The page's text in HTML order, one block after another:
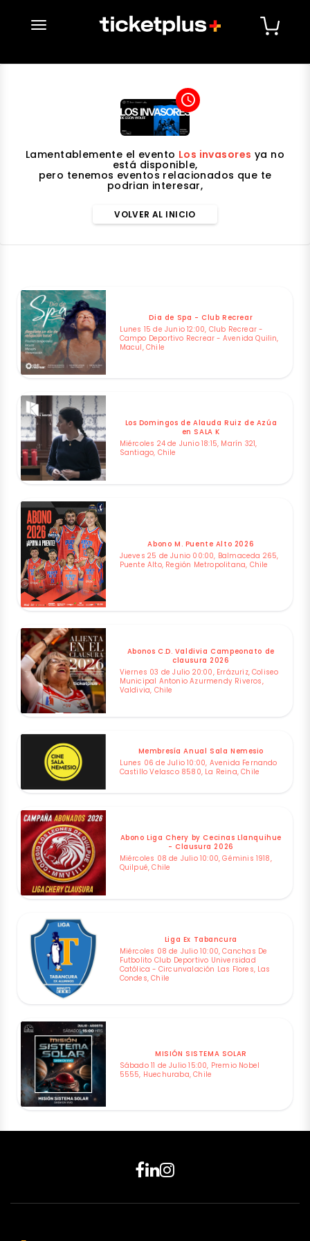
desplegar navegación
access_time
Lamentablemente el evento Los invasores ya no
está disponible,
pero tenemos eventos relacionados que te
podrian interesar,
VOLVER AL INICIO
Dia de Spa - Club Recrear
Lunes 15 de Junio 12:00, Club Recrear -
Campo Deportivo Recrear - Avenida Quilin,
Macul, Chile
Los Domingos de Alauda Ruiz de Azúa
en SALA K
Miércoles 24 de Junio 18:15, Marín 321,
Santiago, Chile
Abono M. Puente Alto 2026
Jueves 25 de Junio 00:00, Balmaceda 265,
Puente Alto, Región Metropolitana, Chile
Abonos C.D. Valdivia Campeonato de
clausura 2026
Viernes 03 de Julio 20:00, Errázuriz, Coliseo
Municipal Antonio Azurmendy Riveros,
Valdivia, Chile
Membresía Anual Sala Nemesio
Lunes 06 de Julio 10:00, Avenida Fernando
Castillo Velasco 8580, La Reina, Chile
Abono Liga Chery by Cecinas Llanquihue
- Clausura 2026
Miércoles 08 de Julio 10:00, Géminis 1918,
Quilpué, Chile
Liga Ex Tabancura
Miércoles 08 de Julio 10:00, Canchas De
Futbolito Club Deportivo Universidad
Católica - Circunvalación Las Flores, Las
Condes, Chile
MISIÓN SISTEMA SOLAR
Sábado 11 de Julio 15:00, Premio Nobel
5555, Huechuraba, Chile